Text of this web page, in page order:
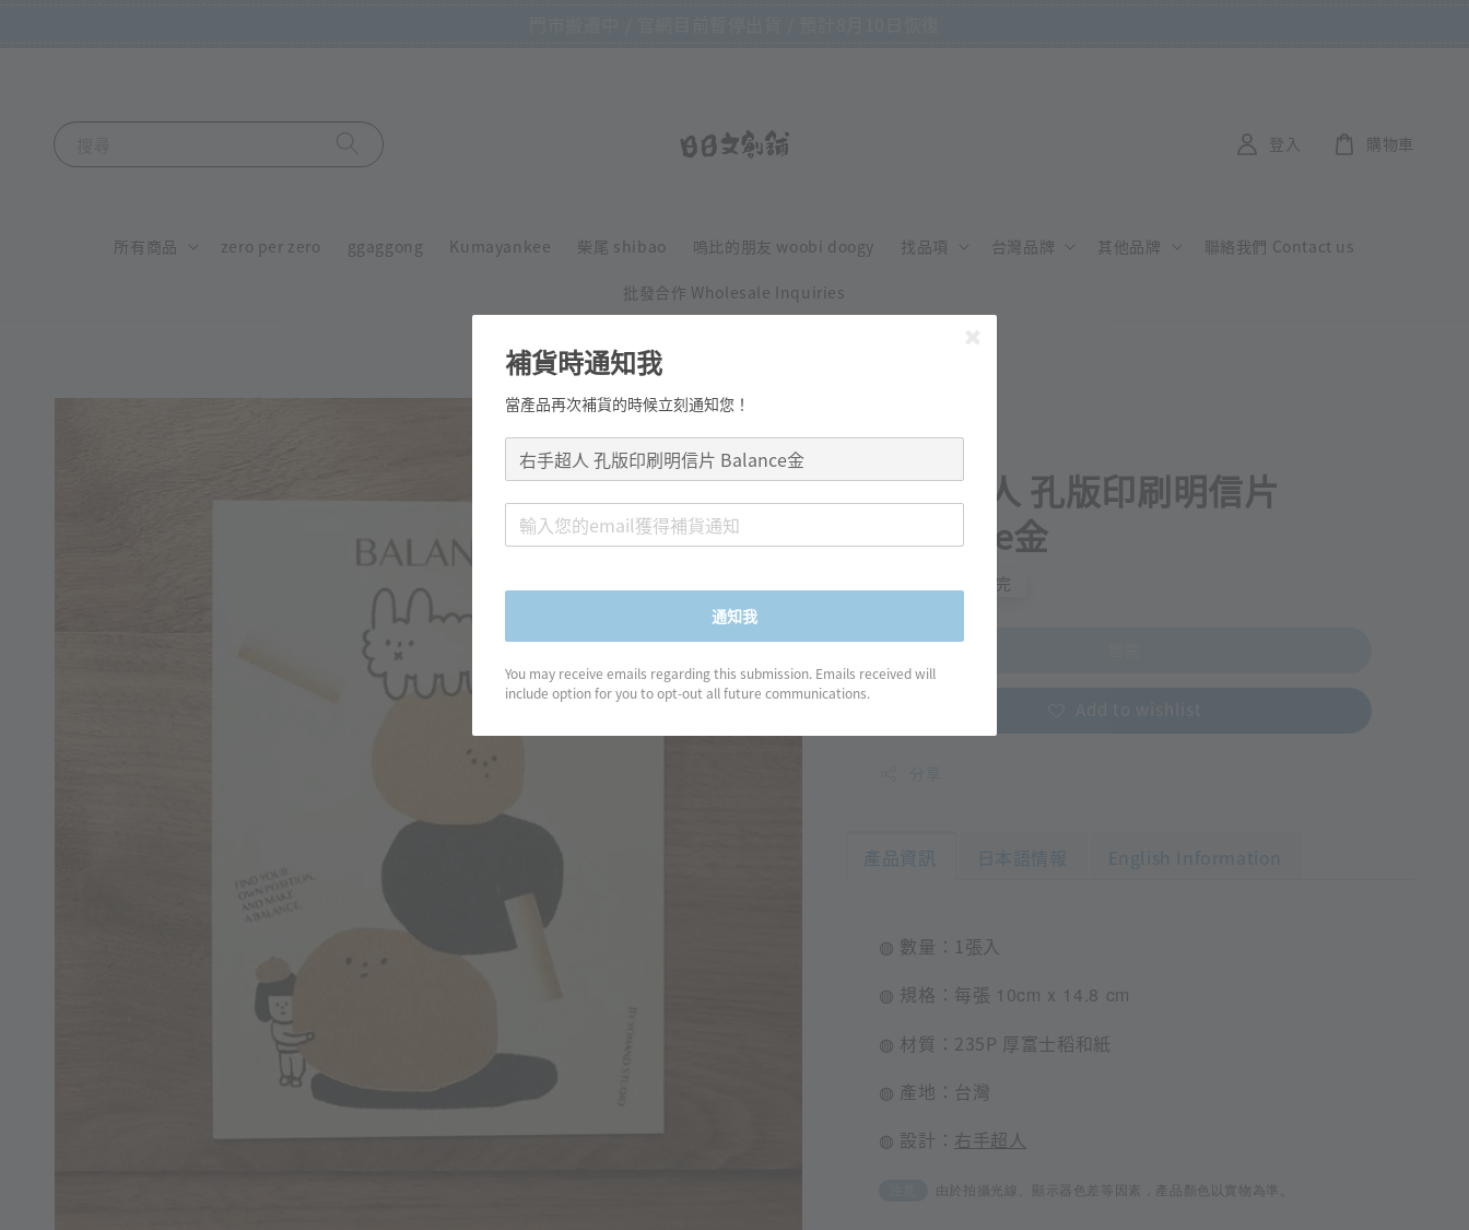
所有商品 zero per zero ggaggong Kumayankee 柴尾 shibao 嗚比的朋友 woobi doogy 找品項 台灣品牌 其他品牌 聯絡我們 Contact us
批發合作 Wholesale Inquiries
登入 購物車
右手超人
右手超人 孔版印刷明信片
Balance金
Regular
NT$ 50 售完
產品資訊 日本語情報 English Information
◍ 數量：1張入
◍ 規格：每張 10cm x 14.8 cm
◍ 材質：235P 厚富士稻和紙
◍ 產地：台灣
◍ 設計： 右手超人
由於拍攝光線、顯示器色差等因素，產品顏色以實物為準。
補貨時通知我
當產品再次補貨的時候立刻通知您！
通知我
You may receive emails regarding this submission. Emails received will
include option for you to opt-out all future communications.